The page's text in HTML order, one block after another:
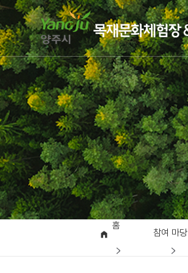
홈
참여 마당